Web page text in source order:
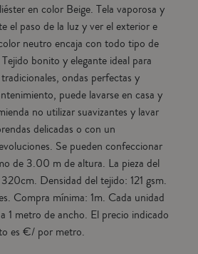
en color Beige. Tela vaporosa y
el paso de la luz y ver el exterior e
neutro encaja con todo tipo de
bonito y elegante ideal para
ondas perfectas y
puede lavarse en casa y
no utilizar suavizantes y lavar
delicadas o con un
Se pueden confeccionar
de 3.00 m de altura. La pieza del
Densidad del tejido: 121 gsm.
Compra mínima: 1m. Cada unidad
1 metro de ancho. El precio indicado
es €/ por metro.